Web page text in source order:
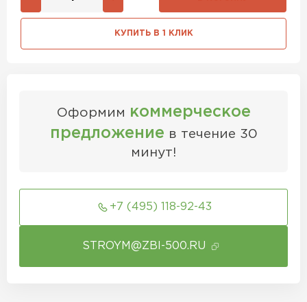
КУПИТЬ В 1 КЛИК
Оформим коммерческое
предложение в течение 30
минут!
+7 (495) 118-92-43
STROYM@ZBI-500.RU